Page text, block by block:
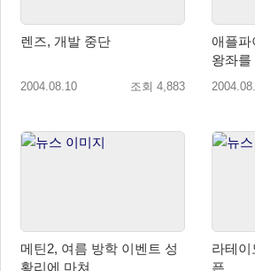
렌즈, 개발 중단
2004.08.10 조회 4,883
애플파
왕좌를
메틴2, 여름 방학 이벤트 성
황리에 마쳐
라테이
픈